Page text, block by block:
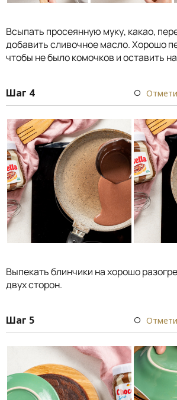
Всыпать просеянную муку, какао,
добавить сливочное масло. Хорошо
чтобы не было комочков и оставить
Шаг 4
Выпекать блинчики на хорошо
двух сторон.
Шаг 5